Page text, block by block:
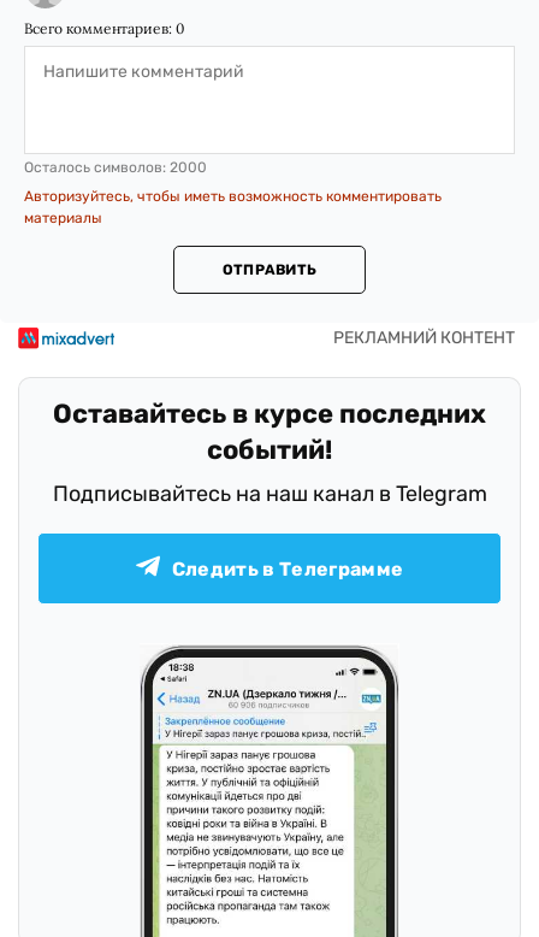
Всего комментариев: 0
Осталось символов: 2000
Авторизуйтесь, чтобы иметь возможность комментировать
материалы
ОТПРАВИТЬ
Оставайтесь в курсе последних
событий!
Подписывайтесь на наш канал в Telegram
Следить в Телеграмме